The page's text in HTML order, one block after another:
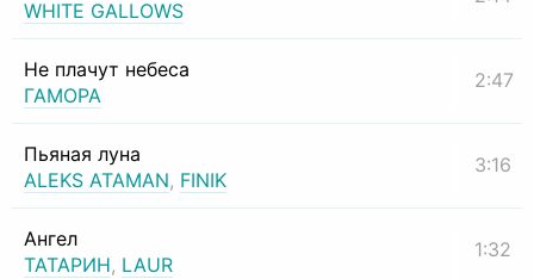
WHITE GALLOWS
Не плачут небеса
ГАМОРА
2:47
Пьяная луна
ALEKS ATAMAN, FINIK
3:16
Ангел
ТАТАРИН, LAUR
1:32